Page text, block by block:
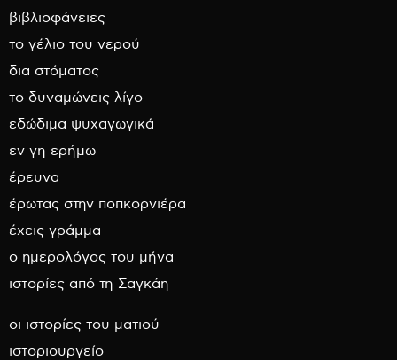
βιβλιοφάνειες
το γέλιο του νερού
δια στόματος
το δυναμώνεις λίγο
εδώδιμα ψυχαγωγικά
εν γη ερήμω
έρευνα
έρωτας στην ποπκορνιέρα
έχεις γράμμα
ο ημερολόγος του μήνα
ιστορίες από τη Σαγκάη
οι ιστορίες του ματιού
ιστοριουργείο